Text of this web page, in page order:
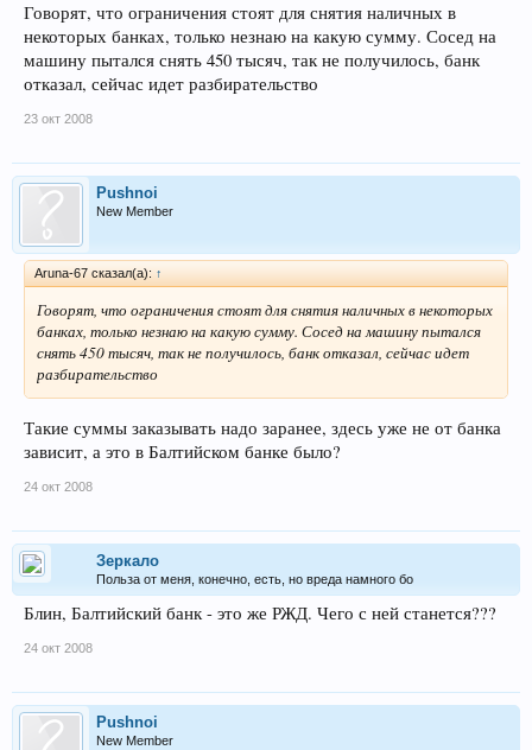
Говорят, что ограничения стоят для снятия наличных в
некоторых банках, только незнаю на какую сумму. Сосед на
машину пытался снять 450 тысяч, так не получилось, банк
отказал, сейчас идет разбирательство
23 окт 2008
Pushnoi
New Member
Aruna-67 сказал(а): ↑
Говорят, что ограничения стоят для снятия наличных в некоторых
банках, только незнаю на какую сумму. Сосед на машину пытался
снять 450 тысяч, так не получилось, банк отказал, сейчас идет
разбирательство
Такие суммы заказывать надо заранее, здесь уже не от банка
зависит, а это в Балтийском банке было?
24 окт 2008
Зеркало
Польза от меня, конечно, есть, но вреда намного бо
Блин, Балтийский банк - это же РЖД. Чего с ней станется???
24 окт 2008
Pushnoi
New Member